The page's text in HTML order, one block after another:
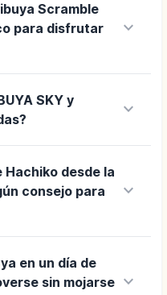
Scramble
para disfrutar
keyboard_arrow_down
SKY y
keyboard_arrow_down
desde la
consejo para
keyboard_arrow_down
en un día de
sin mojarse keyboard_arrow_down